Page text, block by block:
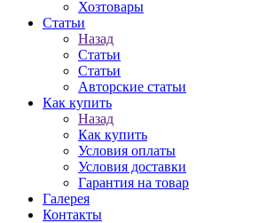
Хозтовары
Статьи
Назад
Статьи
Статьи
Авторские статьи
Как купить
Назад
Как купить
Условия оплаты
Условия доставки
Гарантия на товар
Галерея
Контакты